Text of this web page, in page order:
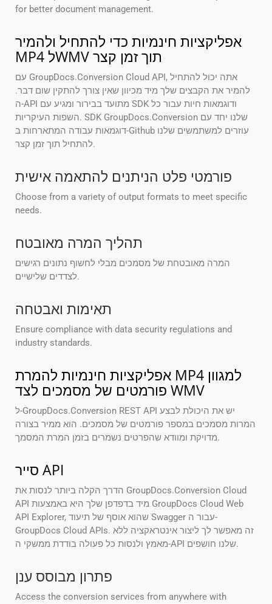
for better document management.
אפליקציות חינמיות כדי להתחיל ולהמיר
MP4 לWMV תוך זמן קצר
עם GroupDocs.Conversion Cloud API, אתה יכול להתחיל
להמיר את הקבצים שלך מיד מכיוון שאין צורך להתקין שום דבר.
ה-API מתועד בבירור ומגיע עם SDK ודוגמאות חיות עבור כל
השפות העיקריות. SDK GroupDocs.Conversion שלנו יחד עם
דוגמאות עבודה המתארחות ב-Github עוזרים למשתמשים שלנו
להתחיל תוך זמן קצר.
פורמטי פלט הניתנים להתאמה אישית
Choose from a variety of output formats to meet specific
needs.
תהליך המרה מאובטח
המרה מאובטחת של מסמכים מבלי לחשוף נתונים רגישים
לצדדים שלישיים.
תאימות ואבטחה
Ensure compliance with data security regulations and
industry standards.
אפליקציות חינמיות להמרת MP4 למגוון
פורמטים של מסמכים לצד WMV
ל-GroupDocs.Conversion REST API יש את היכולת לבצע
המרות מסמכים במספר פורמטים של מסמכים. הוא ממיר בצורה
מדויקת ומוודא שהפרטים נשמרים בזמן המרת המסמך.
סייר API
הדרך הקלה ביותר לנסות את GroupDocs.Conversion Cloud
API מיד בדפדפן שלך היא באמצעות GroupDocs Cloud Web
API Explorer, שהוא אוסף של תיעוד Swagger עבור ה-
GroupDocs Cloud APIs. זה מאפשר לך ליצור אינטראקציה ללא
מאמץ ולנסות כל פעולה בודדת ממשקי ה-API שלנו חושפים.
פתרון מבוסס ענן
Access the conversion services from anywhere with